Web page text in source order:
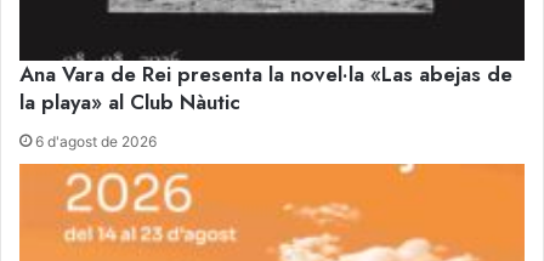
Ana Vara de Rei presenta la novel·la «Las abejas de
la playa» al Club Nàutic
6 d'agost de 2026